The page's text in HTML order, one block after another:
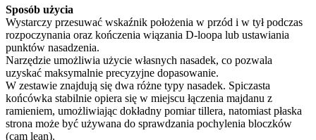
Sposób użycia
Wystarczy przesuwać wskaźnik położenia w przód i w tył podczas
rozpoczynania oraz kończenia wiązania D-loopa lub ustawiania
punktów nasadzenia.
Narzędzie umożliwia użycie własnych nasadek, co pozwala
uzyskać maksymalnie precyzyjne dopasowanie.
W zestawie znajdują się dwa różne typy nasadek. Spiczasta
końcówka stabilnie opiera się w miejscu łączenia majdanu z
ramieniem, umożliwiając dokładny pomiar tillera, natomiast płaska
strona może być używana do sprawdzania pochylenia bloczków
(cam lean).